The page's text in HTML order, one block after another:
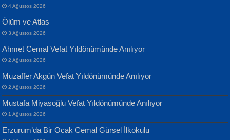
ATİLLA ÖZEN
Sultan Olmadan Önce Eyüp...
Banu Sancak
Defterimden İçeri...
4 Ağustos 2026
Ölüm ve Atlas
3 Ağustos 2026
Ahmet Cemal Vefat Yıldönümünde Anılıyor
2 Ağustos 2026
Muzaffer Akgün Vefat Yıldönümünde Anılıyor
2 Ağustos 2026
Mustafa Miyasoğlu Vefat Yıldönümünde Anılıyor
1 Ağustos 2026
Erzurum’da Bir Ocak Cemal Gürsel İlkokulu